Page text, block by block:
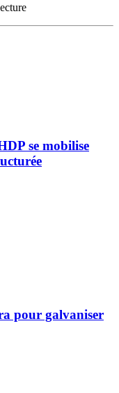
se mobilise
pour galvaniser